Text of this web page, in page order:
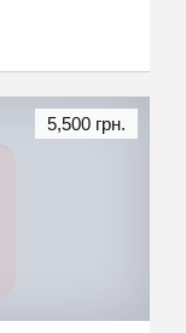
5,500 грн.